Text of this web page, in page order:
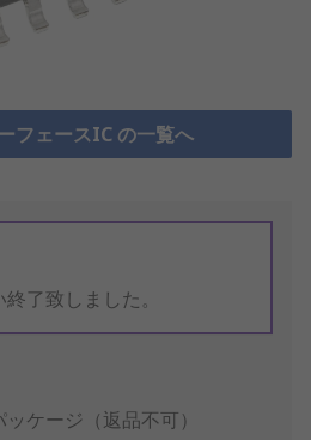
フェースIC の一覧へ
了致しました。
ケージ（返品不可）